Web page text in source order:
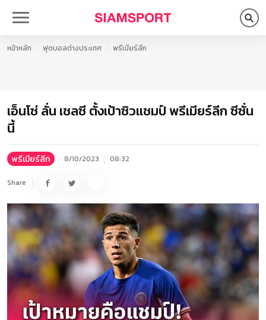
หน้าหลัก ฟุตบอลต่างประเทศ พรีเมียร์ลีก
เอ็นโซ่ ลั่น เชลซี ตั้งเป้าซิวแชมป์ พรีเมียร์ลีก ซีซั่น
นี้
พรีเมียร์ลีก 8/10/2023 08:32
Share